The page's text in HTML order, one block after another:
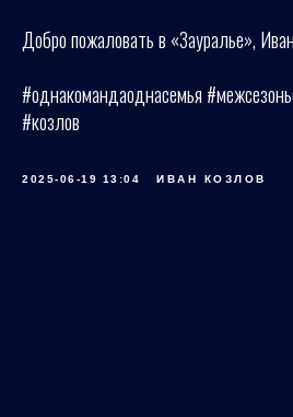
Добро пожаловать в «Зауралье»,
#однакомандаоднасемья
#козлов
2025-06-19 13:04 ИВАН КОЗЛОВ